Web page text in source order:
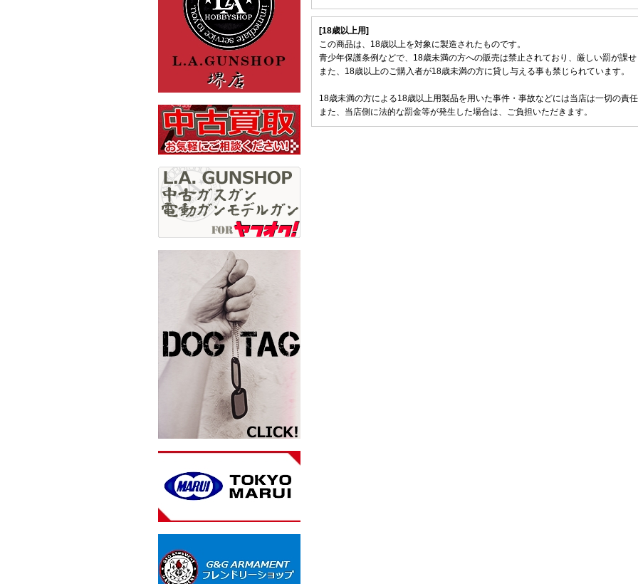
[18歳以上用]
この商品は、18歳以上を対象に製造されたものです。
青少年保護条例などで、18歳未満の方への販売は禁止されており、厳しい罰が課せ
また、18歳以上のご購入者が18歳未満の方に貸し与える事も禁じられています。
18歳未満の方による18歳以上用製品を用いた事件・事故などには当店は一切の責任
また、当店側に法的な罰金等が発生した場合は、ご負担いただきます。